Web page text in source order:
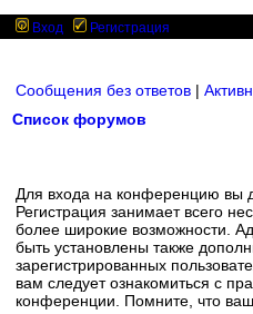
Вход Регистрация
Сообщения без ответов |
Список форумов
Для входа на конференцию вы
Регистрация занимает всего
более широкие возможности.
быть установлены также
зарегистрированных
вам следует ознакомиться с
конференции. Помните, что